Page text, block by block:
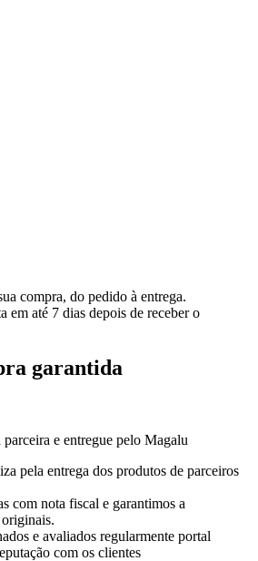
compra, do pedido à entrega.
em até 7 dias depois de receber o
garantida
e entregue pelo Magalu
pela entrega dos produtos de parceiros
com nota fiscal e garantimos a
e avaliados regularmente portal
com os clientes